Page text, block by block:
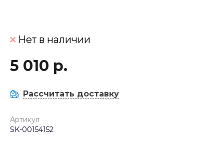
Нет в наличии
5 010 р.
Рассчитать доставку
Артикул
SK-00154152